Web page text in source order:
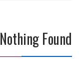
Nothing Found